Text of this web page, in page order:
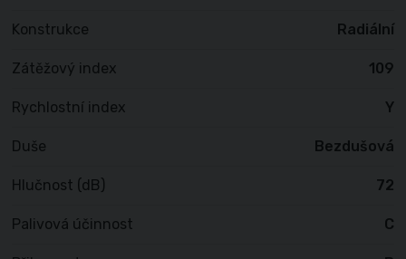
Konstrukce Radiální
Zátěžový index 109
Rychlostní index Y
Duše Bezdušová
Hlučnost (dB) 72
Palivová účinnost C